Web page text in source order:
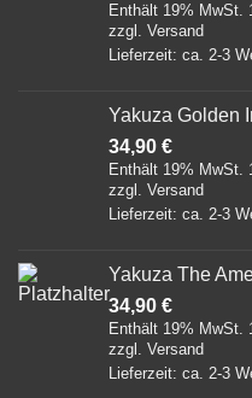
Enthält 19% MwSt.
zzgl. Versand
Lieferzeit: ca. 2-3
Yakuza Golden
34,90 €
Enthält 19% MwSt.
zzgl. Versand
Lieferzeit: ca. 2-3
Yakuza The
34,90 €
Enthält 19% MwSt.
zzgl. Versand
Lieferzeit: ca. 2-3